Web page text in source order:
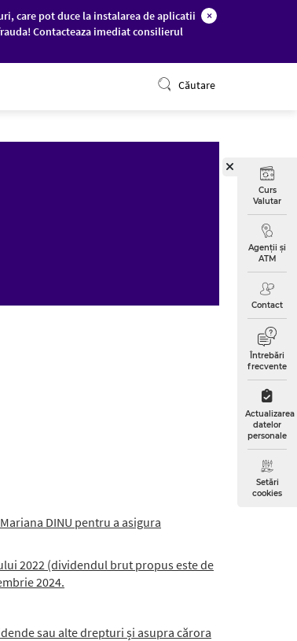
care pot duce la instalarea de aplicatii
Contacteaza imediat consilierul
×
Căutare
Curs
Valutar
Agenții și
ATM
Contact
Întrebări
frecvente
Actualizarea
datelor
personale
Setări
cookies
DINU pentru a asigura
2022 (dividendul brut propus este de
2024.
sau alte drepturi și asupra cărora